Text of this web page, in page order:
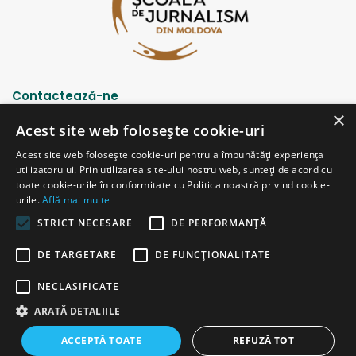
Contactează-ne
Strada Șciusev, 53
2012 Chișinău, Republica Moldova
tel: (+373 22) 213652, 227539
fax: (+373 22) 226681
Email: redactia@ijc.md
FacebookYouTubeInstagramTelegram
×
Acest site web folosește cookie-uri
Acest site web folosește cookie-uri pentru a îmbunătăți experiența
utilizatorului. Prin utilizarea site-ului nostru web, sunteți de acord cu
toate cookie-urile în conformitate cu Politica noastră privind cookie-
urile.Află mai multe
STRICT NECESARE
DE PERFORMANȚĂ
DE TARGETARE DE FUNCŢIONALITATE
NECLASIFICATE
ARATĂ DETALIILE
ACCEPTĂ TOATE REFUZĂ TOT